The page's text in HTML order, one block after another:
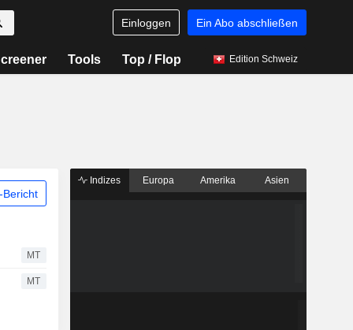
Einloggen Ein Abo abschließen
Tools Top / Flop Edition Schweiz
Bericht
MT
MT
Indizes Europa Amerika Asien